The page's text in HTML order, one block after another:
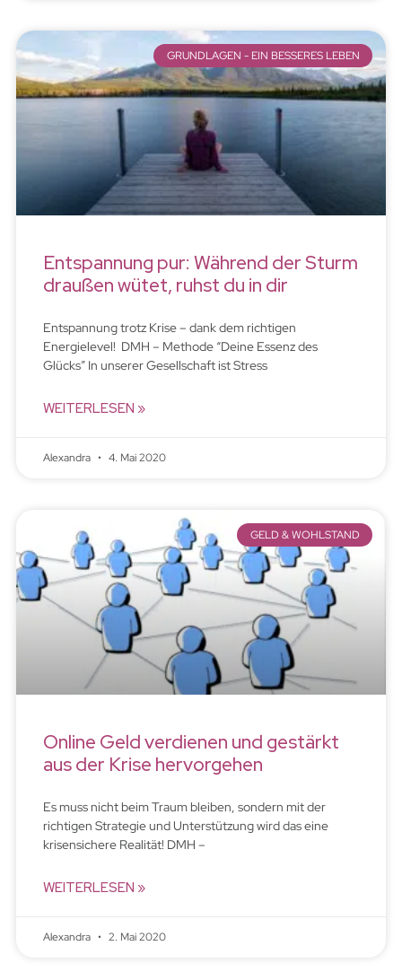
GRUNDLAGEN - EIN BESSERES LEBEN
Entspannung pur: Während der Sturm
draußen wütet, ruhst du in dir
Entspannung trotz Krise – dank dem richtigen
Energielevel! DMH – Methode “Deine Essenz des
Glücks” In unserer Gesellschaft ist Stress
WEITERLESEN »
Alexandra 4. Mai 2020
GELD & WOHLSTAND
Online Geld verdienen und gestärkt
aus der Krise hervorgehen
Es muss nicht beim Traum bleiben, sondern mit der
richtigen Strategie und Unterstützung wird das eine
krisensichere Realität! DMH –
WEITERLESEN »
Alexandra 2. Mai 2020